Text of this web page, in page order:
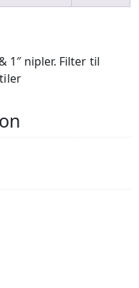
1″ nipler. Filter til